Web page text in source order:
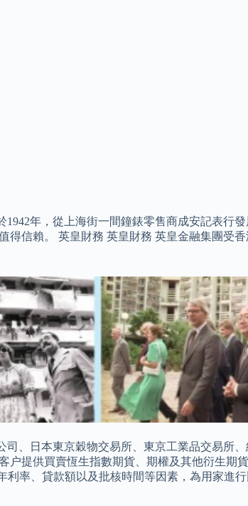
年，從上海街一間鐘錶零售商成安記表行
信賴。 英皇財務 英皇財務 英皇金融集團受
、日本東京穀物交易所、東京工業品交易所
提供買賣恆生指數期貨、期權及其他衍生期
率、貸款額以及批核時間等因素，為用家進